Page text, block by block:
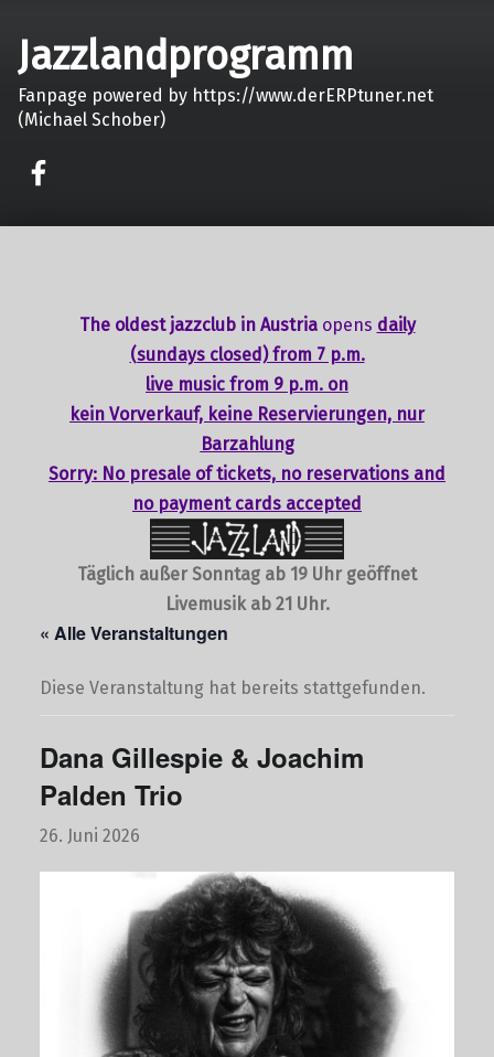
Jazzlandprogramm
Fanpage powered by https://www.derERPtuner.net
(Michael Schober)
The oldest jazzclub in Austria opens daily
(sundays closed) from 7 p.m.
live music from 9 p.m. on
kein Vorverkauf, keine Reservierungen, nur
Barzahlung
Sorry: No presale of tickets, no reservations and
no payment cards accepted
Täglich außer Sonntag ab 19 Uhr geöffnet
Livemusik ab 21 Uhr.
« Alle Veranstaltungen
Diese Veranstaltung hat bereits stattgefunden.
Dana Gillespie & Joachim
Palden Trio
26. Juni 2026